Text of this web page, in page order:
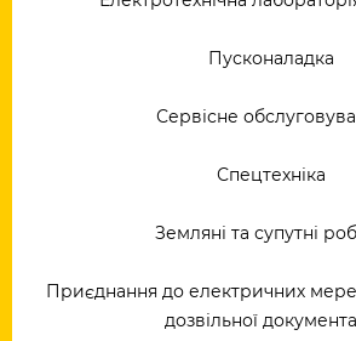
Пусконаладка
Сервісне
Спецтехніка
Земляні та супутні
Приєднання до електричних
дозвільної